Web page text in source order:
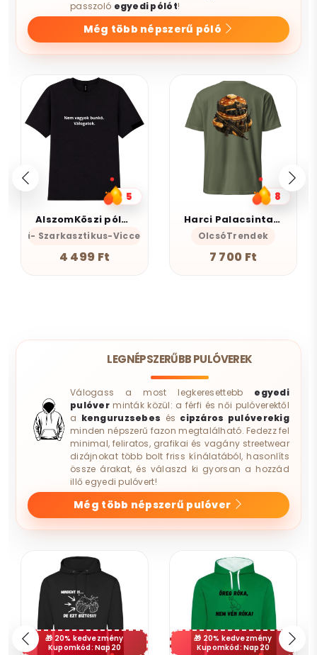
passzoló egyedi pólót!
Még több népszerű póló
5
AlszomKöszi póló - Nem vagyok bunkó - Válogatok
Szarkasztikus-Vicces-Önazonos
4 499 Ft
8
Harci Palacsinta - Grafikus Unisex Póló
OlcsóTrendek
7 700 Ft
LEGNÉPSZERŰBB PULÓVEREK
Válogass a most legkeresettebb egyedi
pulóverminták közül: a férfi és női pulóverektől
a kenguruzsebes és cipzáros pulóverekig
minden népszerű fazon megtalálható. Fedezz fel
minimal, feliratos, grafikai és vagány streetwear
dizájnokat több bolt friss kínálatából, hasonlíts
össze árakat, és válaszd ki gyorsan a hozzád
illő egyedi pulóvert!
Még több népszerű pulóver
20% kedvezmény
Kupomkód: Nap20
20% kedvezmény
Kupomkód: Nap20